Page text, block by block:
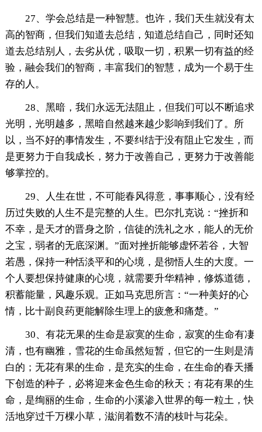
27、学会总结是一种智慧。也许，我们天生就没有太
高的智商，但我们知道去总结，知道总结自己，同时还知
道去总结别人，去劣从优，吸取一切，积累一切有益的经
验，融会我们的智商，丰富我们的智慧，成为一个易于生
存的人。
28、黑暗，我们永远无法阻止，但我们可以不断追求
光明，光明越多，黑暗自然越来越少影响到我们了。所
以，当不好的事情发生，不要纠结于没有阻止它发生，而
是更努力于自我成长，努力于改善自己，更努力于改善能
够掌控的。
29、人生在世，不可能春风得意，事事顺心，没有经
历过失败的人生不是完整的人生。巴尔扎克说：“挫折和
不幸，是天才的晋身之阶，信徒的洗礼之水，能人的无价
之宝，弱者的无底深渊。”面对挫折能够虚怀若谷，大智
若愚，保持一种恬淡平和的心境，是彻悟人生的大度。一
个人要想保持健康的心境，就需要升华精神，修炼道德，
积蓄能量，风趣乐观。正如马克思所言：“一种美好的心
情，比十副良药更能解除生理上的疲惫和痛楚。”
30、有花无果的生命是寂寞的生命，寂寞的生命有凄
清，也有幽雅，雪花的生命虽然短暂，但它的一生则是清
白的；无花有果的生命，是充实的生命，在生命的春天播
下创造的种子，必将迎来金色生命的秋天；有花有果的生
命，是绚丽的生命，生命的小溪渗入世界的每一粒土，快
活地穿过千万棵小草，滋润着数不清的枝叶与花朵。